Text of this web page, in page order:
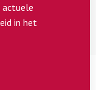
actuele
in het